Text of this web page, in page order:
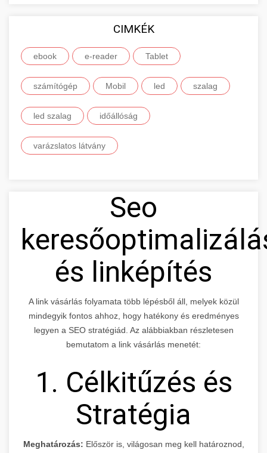
CIMKÉK
ebook e-reader Tablet
számítógép Mobil led szalag
led szalag időállóság
varázslatos látvány
Seo
és linképítés
A link vásárlás folyamata több lépésből áll, melyek közül
mindegyik fontos ahhoz, hogy hatékony és eredményes
legyen a SEO stratégiád. Az alábbiakban részletesen
bemutatom a link vásárlás menetét:
1. Célkitűzés és
Stratégia
Meghatározás: Először is, világosan meg kell határoznod,